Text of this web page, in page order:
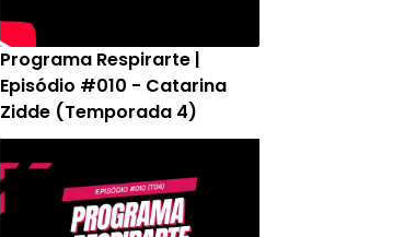
Programa Respirarte |
Episódio #010 - Catarina
Zidde (Temporada 4)